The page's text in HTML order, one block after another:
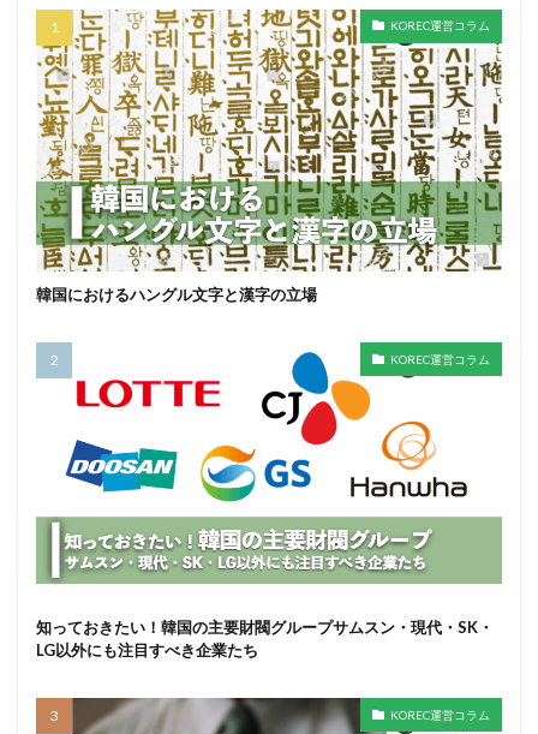
KOREC運営コラム
韓国におけるハングル文字と漢字の立場
KOREC運営コラム
知っておきたい！韓国の主要財閥グループサムスン・現代・SK・
LG以外にも注目すべき企業たち
KOREC運営コラム